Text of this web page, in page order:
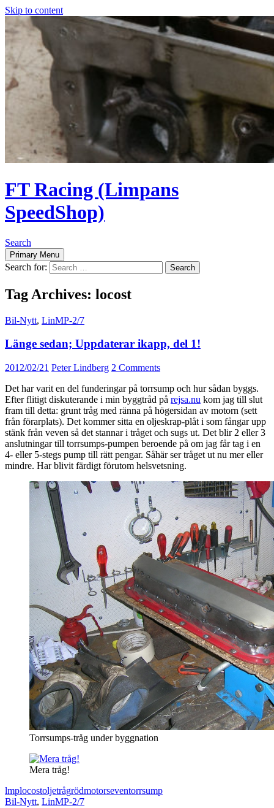
Skip to content
FT Racing (Limpans
SpeedShop)
Search
Primary Menu
Search for:
Tag Archives: locost
Bil-Nytt, LinMP-2/7
Länge sedan; Uppdaterar ikapp, del 1!
2012/02/21 Peter Lindberg 2 Comments
Det har varit en del funderingar på torrsump och hur sådan byggs.
Efter flitigt diskuterande i min byggtråd på rejsa.nu kom jag till slut
fram till detta: grunt tråg med ränna på högersidan av motorn (sett
från förarplats). Det kommer sitta en oljeskrap-plåt i som fångar upp
stänk från veven så det stannar i tråget och sugs ut. Det blir 2 eller 3
anslutningar till torrsumps-pumpen beroende på om jag får tag i en
4- eller 5-stegs pump till rätt pengar. Såhär ser tråget ut nu mer eller
mindre. Har blivit färdigt förutom helsvetsning.
Torrsumps-tråg under byggnation
Mera tråg!
lmplocostoljetrågrödmotorseventorrsump
Bil-Nytt, LinMP-2/7